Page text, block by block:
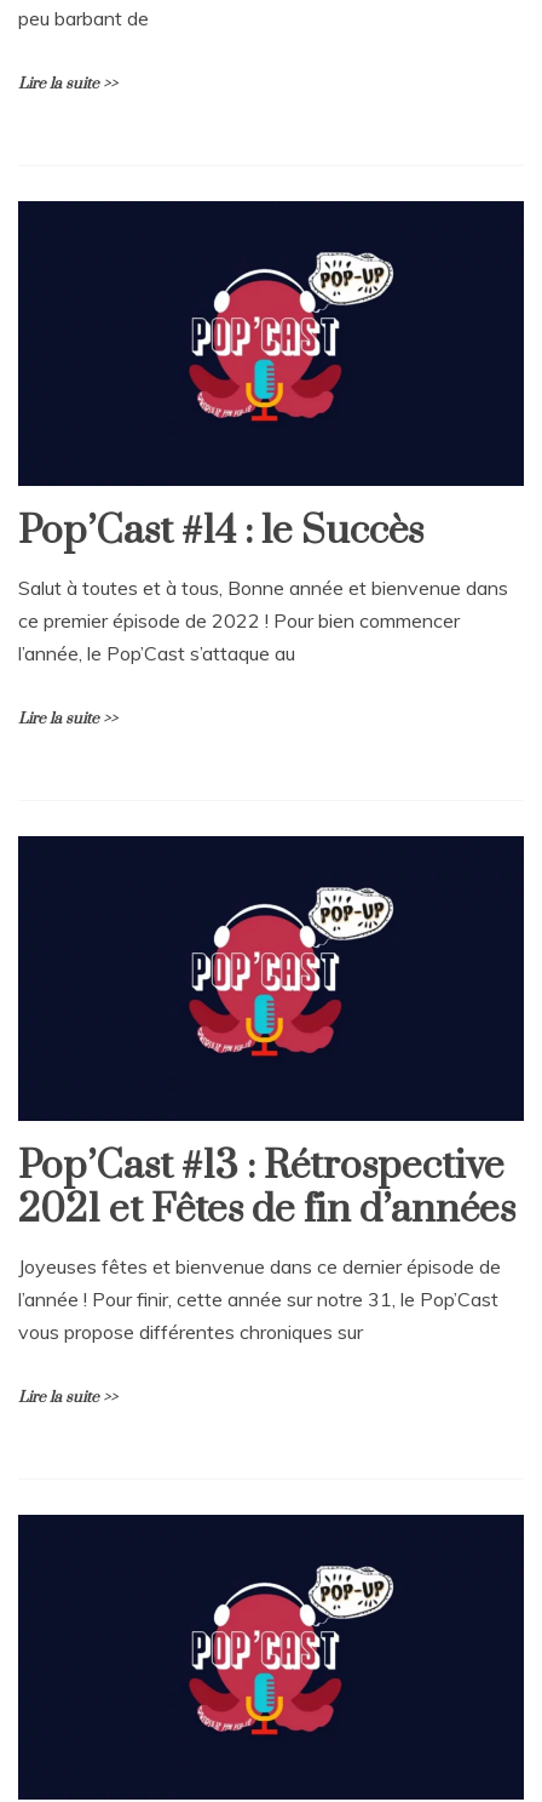
peu barbant de
Lire la suite >>
Pop’Cast #14 : le Succès
Salut à toutes et à tous, Bonne année et bienvenue dans
ce premier épisode de 2022 ! Pour bien commencer
l’année, le Pop’Cast s’attaque au
Lire la suite >>
Pop’Cast #13 : Rétrospective
2021 et Fêtes de fin d’années
Joyeuses fêtes et bienvenue dans ce dernier épisode de
l’année ! Pour finir, cette année sur notre 31, le Pop’Cast
vous propose différentes chroniques sur
Lire la suite >>